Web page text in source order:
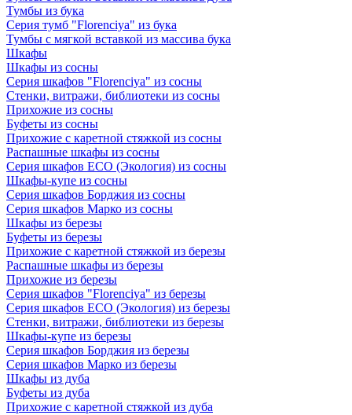
Тумбы из бука
Серия тумб "Florenciya" из бука
Тумбы с мягкой вставкой из массива бука
Шкафы
Шкафы из сосны
Серия шкафов "Florenciya" из сосны
Стенки, витражи, библиотеки из сосны
Прихожие из сосны
Буфеты из сосны
Прихожие с каретной стяжкой из сосны
Распашные шкафы из сосны
Серия шкафов ECO (Экология) из сосны
Шкафы-купе из сосны
Серия шкафов Борджия из сосны
Серия шкафов Марко из сосны
Шкафы из березы
Буфеты из березы
Прихожие с каретной стяжкой из березы
Распашные шкафы из березы
Прихожие из березы
Серия шкафов "Florenciya" из березы
Серия шкафов ECO (Экология) из березы
Стенки, витражи, библиотеки из березы
Шкафы-купе из березы
Серия шкафов Борджия из березы
Серия шкафов Марко из березы
Шкафы из дуба
Буфеты из дуба
Прихожие с каретной стяжкой из дуба